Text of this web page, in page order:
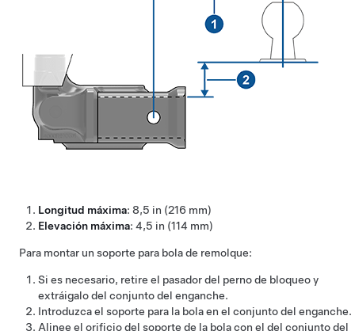
Longitud máxima: 8,5 in (216 mm)
Elevación máxima: 4,5 in (114 mm)
Para montar un soporte para bola de remolque:
Si es necesario, retire el pasador del perno de bloqueo y
extráigalo del conjunto del enganche.
Introduzca el soporte para la bola en el conjunto del enganche.
Alinee el orificio del soporte de la bola con el del conjunto del